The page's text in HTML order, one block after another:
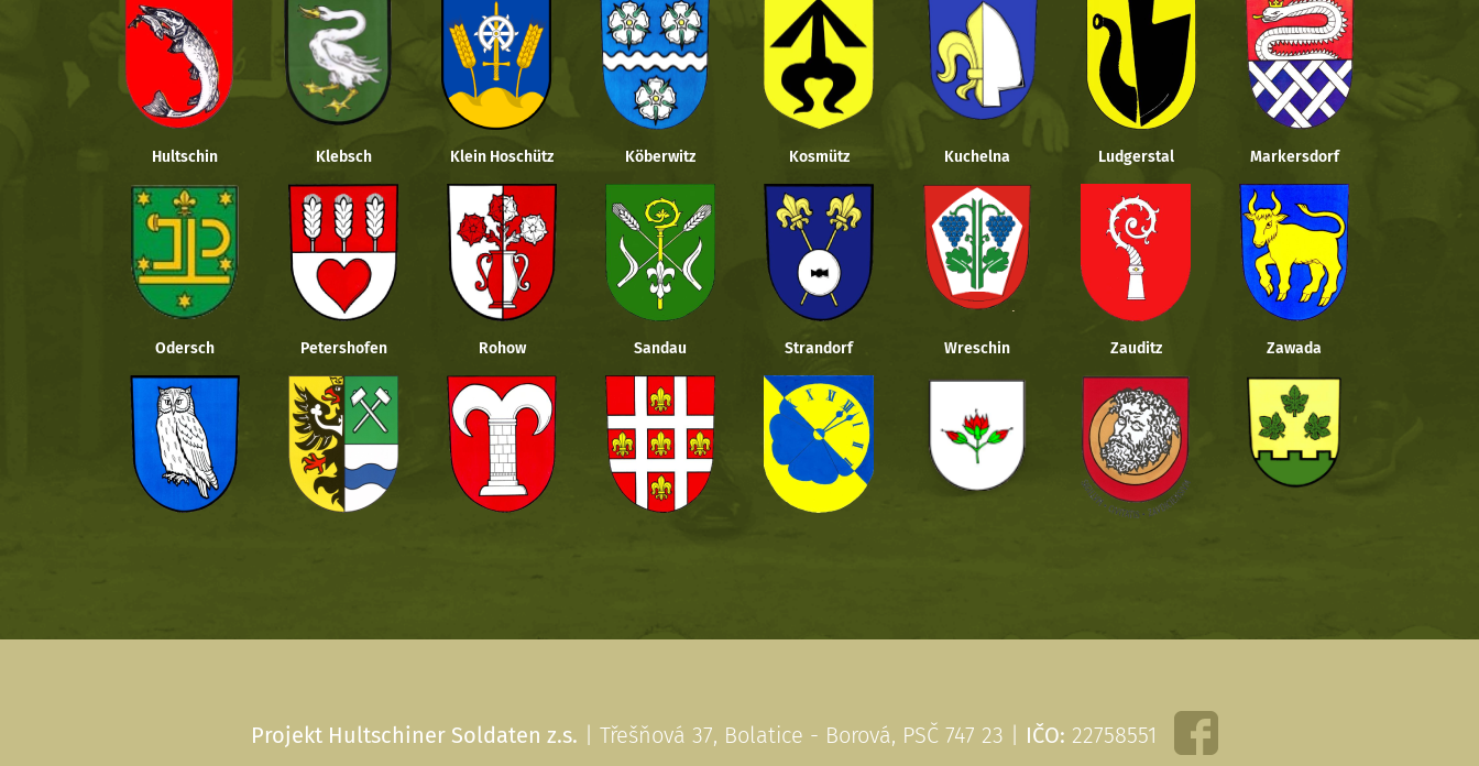
Hultschin Klebsch Klein Hoschütz Köberwitz Kosmütz Kuchelna Ludgerstal Markersdorf
Odersch Petershofen Rohow Sandau Strandorf Wreschin Zauditz Zawada
Projekt Hultschiner Soldaten z.s. | Třešňová 37, Bolatice - Borová, PSČ 747 23 | IČO: 22758551